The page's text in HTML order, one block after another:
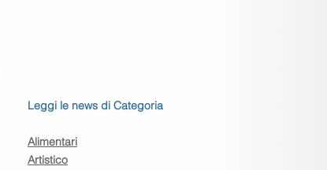
Leggi le news di Categoria
Alimentari
Artistico